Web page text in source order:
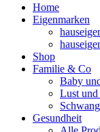
Home
Eigenmarken
Shop
Familie & Co
Baby
Lust
Gesundheit